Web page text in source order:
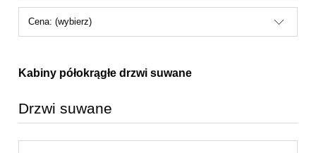
Cena: (wybierz)
Kabiny półokrągłe drzwi suwane
Drzwi suwane